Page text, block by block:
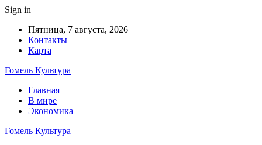
Sign in
Пятница, 7 августа, 2026
Контакты
Карта
Гомель Культура
Главная
В мире
Экономика
Гомель Культура